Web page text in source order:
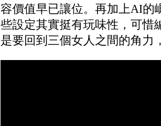
容價值早已讓位。再加上AI的
些設定其實挺有玩味性，可惜
是要回到三個女人之間的角力